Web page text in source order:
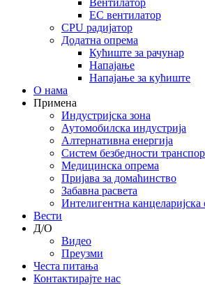
Вентилатор
EC вентилатор
CPU радијатор
Додатна опрема
Кућиште за рачунар
Напајање
Напајање за кућиште
О нама
Примена
Индустријска зона
Аутомобилска индустрија
Алтернативна енергија
Систем безбедности
Медицинска опрема
Пријава за домаћинство
Забавна расвета
Интелигентна канцеларијска
Вести
Д/О
Видео
Преузми
Честа питања
Контактирајте нас